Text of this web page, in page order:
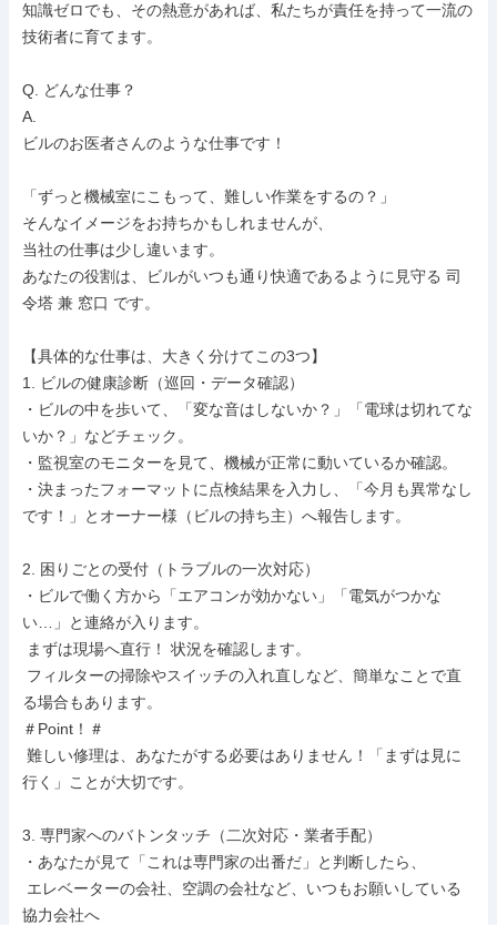
知識ゼロでも、その熱意があれば、私たちが責任を持って一流の
技術者に育てます。
Q. どんな仕事？
A.
ビルのお医者さんのような仕事です！
「ずっと機械室にこもって、難しい作業をするの？」
そんなイメージをお持ちかもしれませんが、
当社の仕事は少し違います。
あなたの役割は、ビルがいつも通り快適であるように見守る 司
令塔 兼 窓口 です。
【具体的な仕事は、大きく分けてこの3つ】
1. ビルの健康診断（巡回・データ確認）
・ビルの中を歩いて、「変な音はしないか？」「電球は切れてな
いか？」などチェック。
・監視室のモニターを見て、機械が正常に動いているか確認。
・決まったフォーマットに点検結果を入力し、「今月も異常なし
です！」とオーナー様（ビルの持ち主）へ報告します。
2. 困りごとの受付（トラブルの一次対応）
・ビルで働く方から「エアコンが効かない」「電気がつかな
い…」と連絡が入ります。
る場合もあります。
＃Point！＃
行く」ことが大切です。
3. 専門家へのバトンタッチ（二次対応・業者手配）
・あなたが見て「これは専門家の出番だ」と判断したら、
協力会社へ